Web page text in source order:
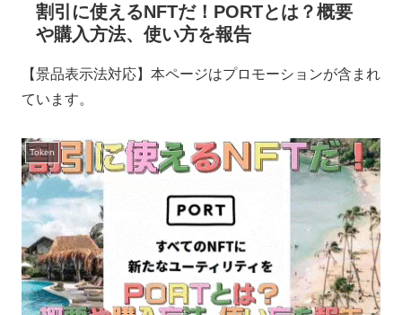
割引に使えるNFTだ！PORTとは？概要
や購入方法、使い方を報告
【景品表示法対応】本ページはプロモーションが含まれ
ています。
Token